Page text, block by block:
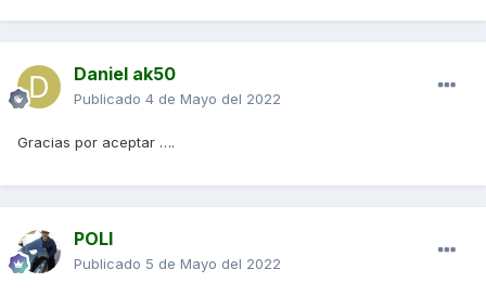
Daniel ak50
Publicado 4 de Mayo del 2022
Gracias por aceptar ….
POLI
Publicado 5 de Mayo del 2022